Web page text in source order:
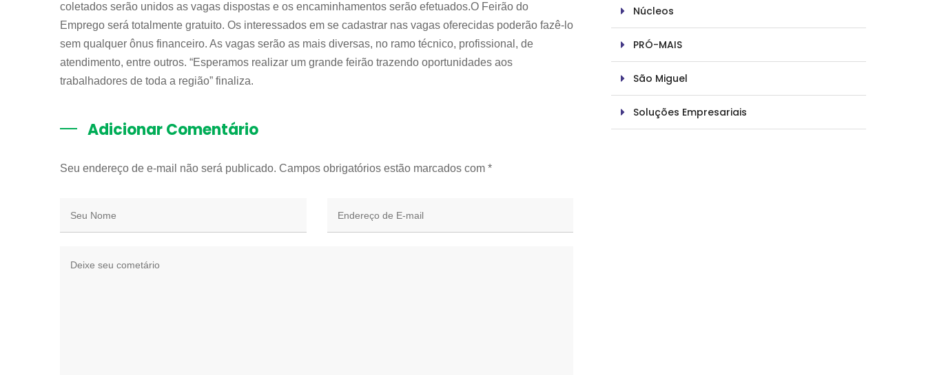
coletados serão unidos as vagas dispostas e os encaminhamentos serão efetuados.O Feirão do
Emprego será totalmente gratuito. Os interessados em se cadastrar nas vagas oferecidas poderão fazê-lo
sem qualquer ônus financeiro. As vagas serão as mais diversas, no ramo técnico, profissional, de
atendimento, entre outros. “Esperamos realizar um grande feirão trazendo oportunidades aos
trabalhadores de toda a região” finaliza.
Adicionar Comentário
Seu endereço de e-mail não será publicado. Campos obrigatórios estão marcados com *
Núcleos
PRÓ-MAIS
São Miguel
Soluções Empresariais